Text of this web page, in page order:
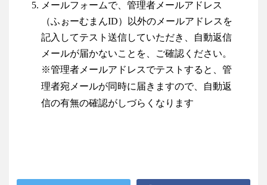
メールフォームで、管理者メールアドレス
（ふぉーむまんID）以外のメールアドレスを
記入してテスト送信していただき、自動返信
メールが届かないことを、ご確認ください。
※管理者メールアドレスでテストすると、管
理者宛メールが同時に届きますので、自動返
信の有無の確認がしづらくなります